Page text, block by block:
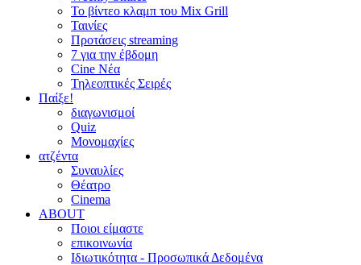
Το βίντεο κλαμπ του Mix Grill
Ταινίες
Προτάσεις streaming
7 για την έβδομη
Cine Νέα
Τηλεοπτικές Σειρές
Παίξε!
διαγωνισμοί
Quiz
Μονομαχίες
ατζέντα
Συναυλίες
Θέατρο
Cinema
ABOUT
Ποιοι είμαστε
επικοινωνία
Ιδιωτικότητα - Προσωπικά Δεδομένα